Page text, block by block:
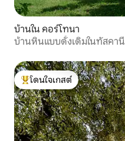
บ้านใน คอร์โทนา
บ้านหินแบบดั้งเดิมในทัสคานี
โดนใจเกสต์ที่สุด
โดนใจเกสต์